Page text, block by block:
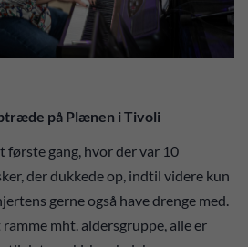
på Plænen i Tivoli
gang, hvor der var 10
der dukkede op, indtil videre kun
gerne også have drenge med.
mht. aldersgruppe, alle er